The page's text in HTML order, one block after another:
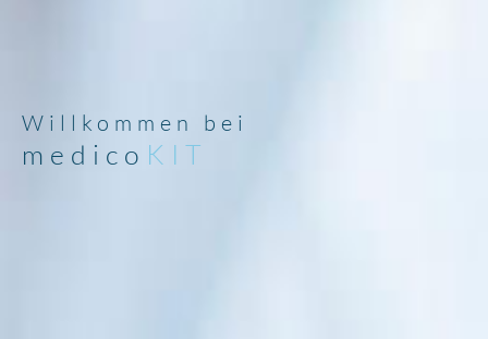
Willkommen bei
medico KIT